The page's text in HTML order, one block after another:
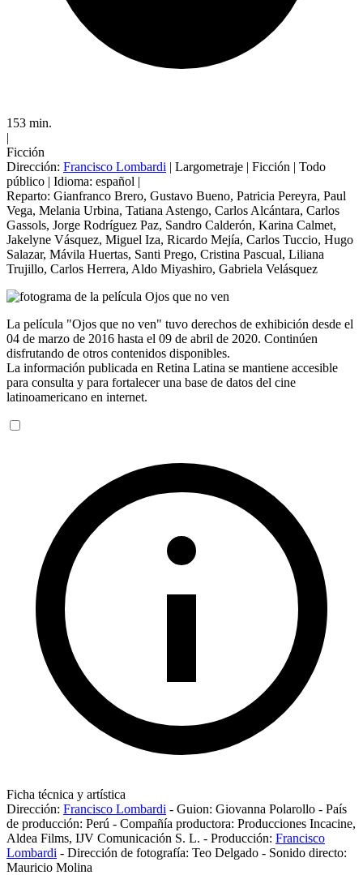
153 min.
|
Ficción
Dirección: Francisco Lombardi | Largometraje | Ficción | Todo
público | Idioma: español |
Reparto: Gianfranco Brero, Gustavo Bueno, Patricia Pereyra, Paul
Vega, Melania Urbina, Tatiana Astengo, Carlos Alcántara, Carlos
Gassols, Jorge Rodríguez Paz, Sandro Calderón, Karina Calmet,
Jakelyne Vásquez, Miguel Iza, Ricardo Mejía, Carlos Tuccio, Hugo
Salazar, Mávila Huertas, Santi Prego, Cristina Pascual, Liliana
Trujillo, Carlos Herrera, Aldo Miyashiro, Gabriela Velásquez
La película "Ojos que no ven" tuvo derechos de exhibición desde el
04 de marzo de 2016 hasta el 09 de abril de 2020. Continúen
disfrutando de otros contenidos disponibles.
La información publicada en Retina Latina se mantiene accesible
para consulta y para fortalecer una base de datos del cine
latinoamericano en internet.
Ficha técnica y artística
Dirección: Francisco Lombardi - Guion: Giovanna Polarollo - País
de producción: Perú - Compañía productora: Producciones Incacine,
Aldea Films, IJV Comunicación S. L. - Producción: Francisco
Lombardi - Dirección de fotografía: Teo Delgado - Sonido directo:
Mauricio Molina